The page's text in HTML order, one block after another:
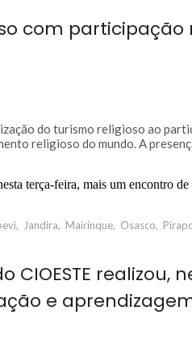
com participação
do turismo religioso ao
religioso do mundo. A
, Jandira, Mairinque, Osasco,
CIOESTE realizou,
e